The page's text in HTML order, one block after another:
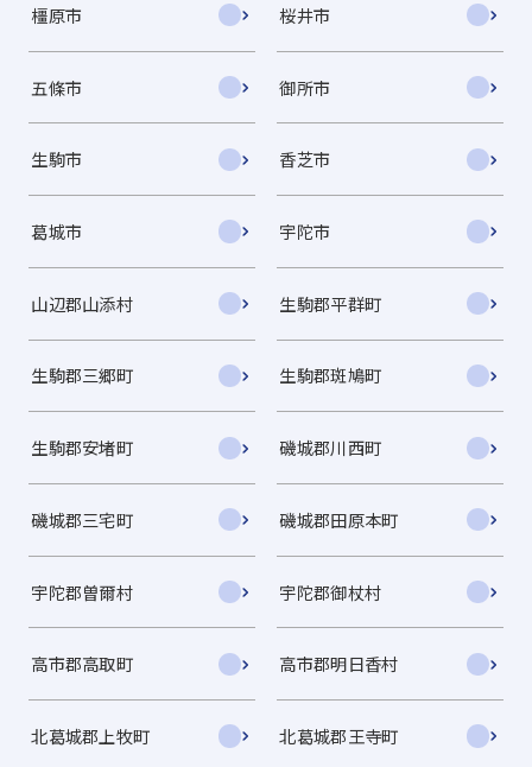
橿原市 桜井市
五條市 御所市
生駒市 香芝市
葛城市 宇陀市
山辺郡山添村 生駒郡平群町
生駒郡三郷町 生駒郡斑鳩町
生駒郡安堵町 磯城郡川西町
磯城郡三宅町 磯城郡田原本町
宇陀郡曽爾村 宇陀郡御杖村
高市郡高取町 高市郡明日香村
北葛城郡上牧町 北葛城郡王寺町